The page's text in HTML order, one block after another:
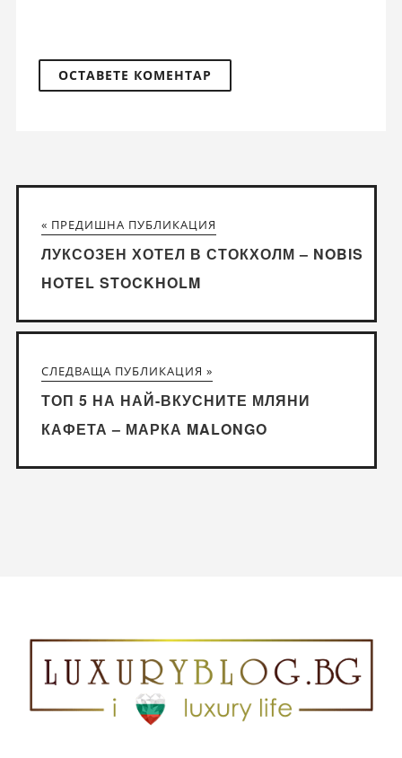
« ПРЕДИШНА ПУБЛИКАЦИЯ
ЛУКСОЗЕН ХОТЕЛ В СТОКХОЛМ – NOBIS
HOTEL STOCKHOLM
СЛЕДВАЩА ПУБЛИКАЦИЯ »
ТОП 5 НА НАЙ-ВКУСНИТЕ МЛЯНИ
КАФЕТА – МАРКА MALONGO